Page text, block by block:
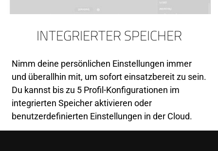
INTEGRIERTER SPEICHER
Nimm deine persönlichen Einstellungen immer
und überallhin mit, um sofort einsatzbereit zu sein.
Du kannst bis zu 5 Profil-Konfigurationen im
integrierten Speicher aktivieren oder
benutzerdefinierten Einstellungen in der Cloud.